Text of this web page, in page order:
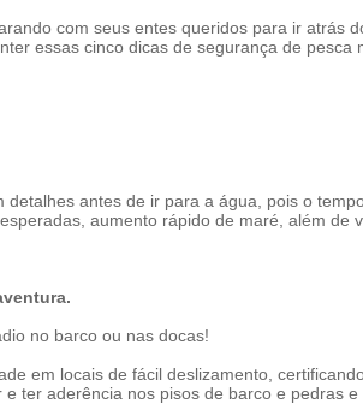
com seus entes queridos para ir atrás
essas cinco dicas de segurança de pesca
antes de ir para a água, pois o
aumento rápido de maré, além de
no barco ou nas docas!
em locais de fácil deslizamento,
e ter aderência nos pisos de barco e pedras e